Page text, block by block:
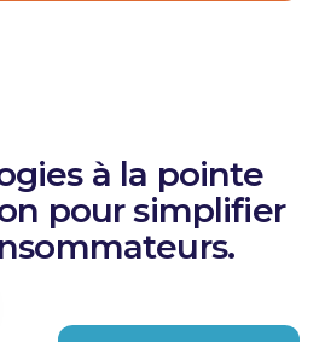
à la pointe
pour simplifier